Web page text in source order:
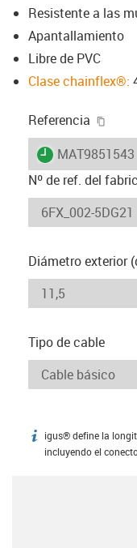
Resistente a las
Apantallamiento
Libre de PVC
Clase chainflex®:
Referencia
igus-icon-
MAT9851543
Nº de ref. del
Diámetro exterior
Tipo de cable
igus-icon-info
igus® define la
incluyendo el